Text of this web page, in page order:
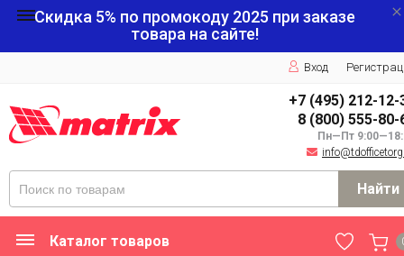
Скидка 5% по промокоду 2025 при заказе
товара на сайте!
Вход
+7 (495) 212-12-
8 (800) 555-80-
Пн—Пт
Найти
Каталог товаров